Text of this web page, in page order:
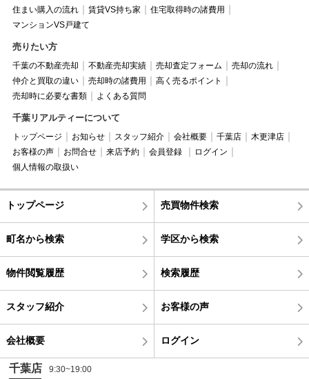
住まい購入の流れ
賃貸VS持ち家
住宅取得時の諸費用
マンションVS戸建て
売りたい方
千葉の不動産売却 不動産売却実績 売却査定フォーム
売却の流れ
仲介と買取の違い
売却時の諸費用
高く売るポイント
売却時に必要な書類
よくある質問
千葉リアルティーについて
トップページ お知らせ スタッフ紹介 会社概要 千葉店
木更津店
お客様の声
お問合せ 来店予約 会員登録
ログイン
個人情報の取扱い
トップページ 売買物件検索
町名から検索 学区から検索
物件閲覧履歴 検索履歴
スタッフ紹介 お客様の声
会社概要 ログイン
千葉店 9:30~19:00